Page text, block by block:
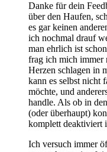
Danke für dein
über den Haufen,
es gar keinen
ich nochmal drauf
man ehrlich ist
frag ich mich immer
Herzen schlagen in
kann es selbst nicht
möchte, und
handle. Als ob in
(oder überhaupt)
komplett deaktiviert
Ich versuch immer